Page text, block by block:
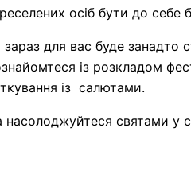
осіб бути до себе
для вас буде занадто
із розкладом
із салютами.
насолоджуйтеся святами у